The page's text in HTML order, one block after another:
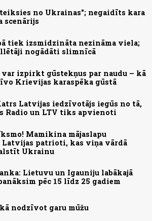
no Ukrainas"; negaidīts kara
scenārijs
tiek izsmidzināta nezināma viela;
nogādāti slimnīcā
izpirkt gūstekņus par naudu – kā
Krievijas karaspēka gūstā
Latvijas iedzīvotājs iegūs no tā,
Radio un LTV tiks apvienoti
Mamikina mājaslapu
Latvijas patrioti, kas viņa vārdā
Ukrainu
Lietuvu un Igauniju labākajā
pēc 15 līdz 25 gadiem
nodzīvot garu mūžu